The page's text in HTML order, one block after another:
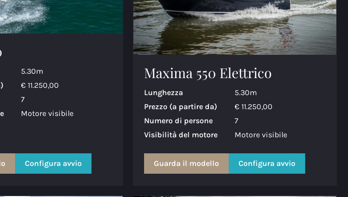
5.30m
€ 11.250,00
7
Motore visibile
Configura avvio
Maxima 550 Elettrico
Lunghezza
5.30m
Prezzo (a partire da)
€ 11.250,00
Numero di persone
7
Visibilità del motore
Motore visibile
Guarda il modello Configura avvio